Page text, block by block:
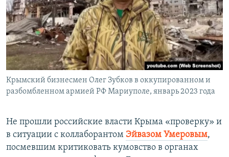
Крымский бизнесмен Олег Зубков в оккупированном и
разбомбленном армией РФ Мариуполе, январь 2023 года
Не прошли российские власти Крыма «проверку» и
в ситуации с коллаборантом Эйвазом Умеровым,
посмевшим критиковать кумовство в органах